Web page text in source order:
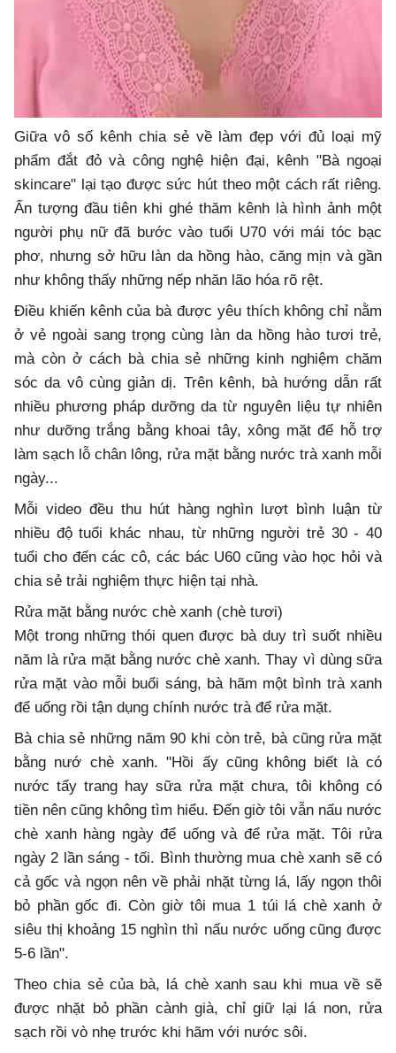
Giữa vô số kênh chia sẻ về làm đẹp với đủ loại mỹ
phẩm đắt đỏ và công nghệ hiện đại, kênh "Bà ngoại
skincare" lại tạo được sức hút theo một cách rất riêng.
Ấn tượng đầu tiên khi ghé thăm kênh là hình ảnh một
người phụ nữ đã bước vào tuổi U70 với mái tóc bạc
phơ, nhưng sở hữu làn da hồng hào, căng mịn và gần
như không thấy những nếp nhăn lão hóa rõ rệt.
Điều khiến kênh của bà được yêu thích không chỉ nằm
ở vẻ ngoài sang trọng cùng làn da hồng hào tươi trẻ,
mà còn ở cách bà chia sẻ những kinh nghiệm chăm
sóc da vô cùng giản dị. Trên kênh, bà hướng dẫn rất
nhiều phương pháp dưỡng da từ nguyên liệu tự nhiên
như dưỡng trắng bằng khoai tây, xông mặt để hỗ trợ
làm sạch lỗ chân lông, rửa mặt bằng nước trà xanh mỗi
ngày...
Mỗi video đều thu hút hàng nghìn lượt bình luận từ
nhiều độ tuổi khác nhau, từ những người trẻ 30 - 40
tuổi cho đến các cô, các bác U60 cũng vào học hỏi và
chia sẻ trải nghiệm thực hiện tại nhà.
Rửa mặt bằng nước chè xanh (chè tươi)
Một trong những thói quen được bà duy trì suốt nhiều
năm là rửa mặt bằng nước chè xanh. Thay vì dùng sữa
rửa mặt vào mỗi buổi sáng, bà hãm một bình trà xanh
để uống rồi tận dụng chính nước trà để rửa mặt.
Bà chia sẻ những năm 90 khi còn trẻ, bà cũng rửa mặt
bằng nướ chè xanh. "Hồi ấy cũng không biết là có
nước tẩy trang hay sữa rửa mặt chưa, tôi không có
tiền nên cũng không tìm hiểu. Đến giờ tôi vẫn nấu nước
chè xanh hàng ngày để uống và để rửa mặt. Tôi rửa
ngày 2 lần sáng - tối. Bình thường mua chè xanh sẽ có
cả gốc và ngọn nên về phải nhặt từng lá, lấy ngọn thôi
bỏ phần gốc đi. Còn giờ tôi mua 1 túi lá chè xanh ở
siêu thị khoảng 15 nghìn thì nấu nước uống cũng được
5-6 lần".
Theo chia sẻ của bà, lá chè xanh sau khi mua về sẽ
được nhặt bỏ phần cành già, chỉ giữ lại lá non, rửa
sạch rồi vò nhẹ trước khi hãm với nước sôi.